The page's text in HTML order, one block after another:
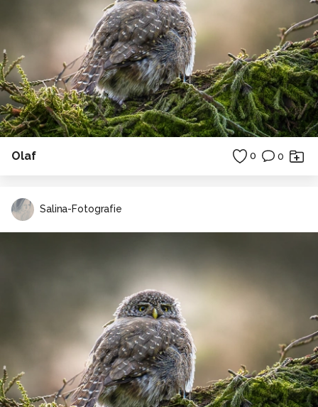
Olaf 0 0
Salina-Fotografie